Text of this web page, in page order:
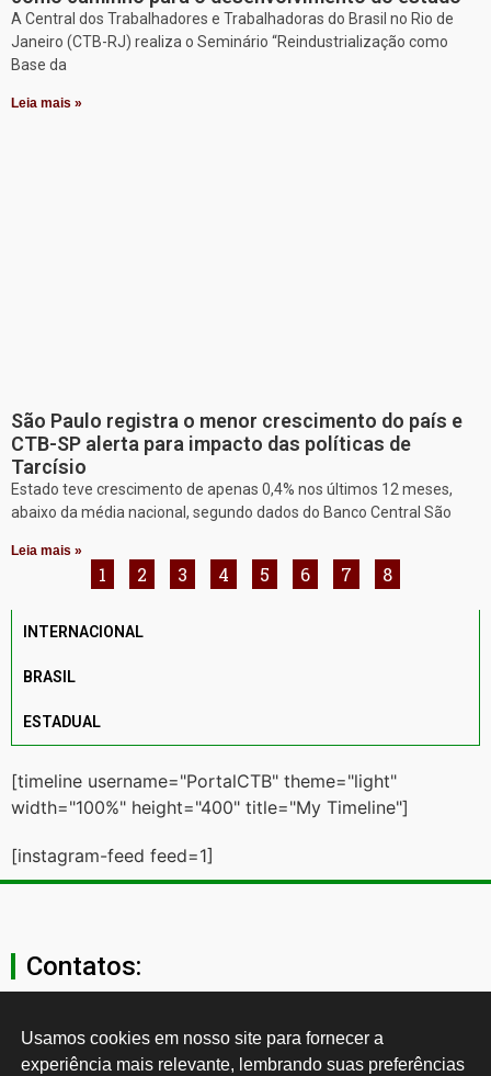
A Central dos Trabalhadores e Trabalhadoras do Brasil no Rio de
Janeiro (CTB-RJ) realiza o Seminário “Reindustrialização como
Base da
Leia mais »
São Paulo registra o menor crescimento do país e
CTB-SP alerta para impacto das políticas de
Tarcísio
Estado teve crescimento de apenas 0,4% nos últimos 12 meses,
abaixo da média nacional, segundo dados do Banco Central São
Leia mais »
1 2 3 4 5 6 7 8
INTERNACIONAL
BRASIL
ESTADUAL
[timeline username="PortalCTB" theme="light"
width="100%" height="400" title="My Timeline"]
[instagram-feed feed=1]
Contatos:
secgeral@ctb.org.br
Usamos cookies em nosso site para fornecer a
experiência mais relevante, lembrando suas preferências